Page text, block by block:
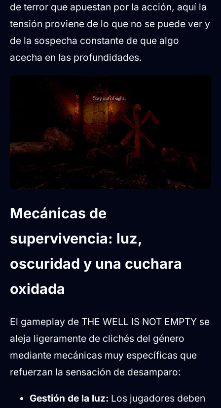
de terror que apuestan por la acción, aquí la
tensión proviene de lo que no se puede ver y
de la sospecha constante de que algo
acecha en las profundidades.
Mecánicas de
supervivencia: luz,
oscuridad y una cuchara
oxidada
El gameplay de THE WELL IS NOT EMPTY se
aleja ligeramente de clichés del género
mediante mecánicas muy específicas que
refuerzan la sensación de desamparo:
Gestión de la luz: Los jugadores deben